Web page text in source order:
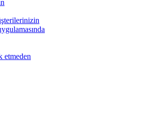
etmeden